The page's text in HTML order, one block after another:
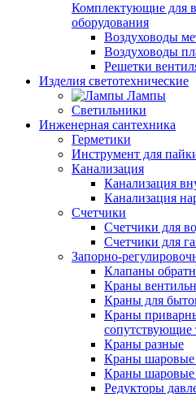
Комплектующие для
оборудования
Воздуховоды
Воздуховоды
Решетки
Изделия светотехнические
Лампы
Светильники
Инженерная сантехника
Герметики
Инструмент для
Канализация
Канализация
Канализация
Счетчики
Счетчики для
Счетчики для
Запорно-
Клапаны
Краны
Краны для
Краны
сопутствующие
Краны разные
Краны шаровые
Краны шаровые
Редукторы